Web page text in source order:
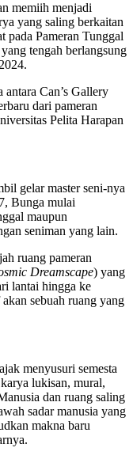
memiih menjadi
yang saling berkaitan
pada Pameran Tunggal
yang tengah berlangsung
antara Can’s Gallery
dari pameran
Pelita Harapan
gelar master seni-nya
Bunga mulai
maupun
seniman yang lain.
ruang pameran
Dreamscape) yang
lantai hingga ke
sebuah ruang yang
menyusuri semesta
lukisan, mural,
dan ruang saling
sadar manusia yang
makna baru